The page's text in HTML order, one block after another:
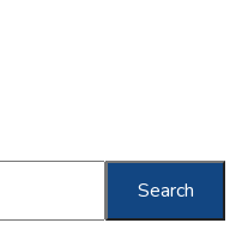
Search